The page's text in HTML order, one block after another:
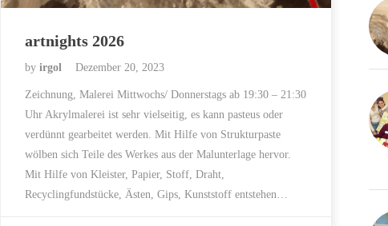
artnights 2026
by irgol Dezember 20, 2023
Zeichnung, Malerei Mittwochs/ Donnerstags ab 19:30 – 21:30
Uhr Akrylmalerei ist sehr vielseitig, es kann pasteus oder
verdünnt gearbeitet werden. Mit Hilfe von Strukturpaste
wölben sich Teile des Werkes aus der Malunterlage hervor.
Mit Hilfe von Kleister, Papier, Stoff, Draht,
Recyclingfundstücke, Ästen, Gips, Kunststoff entstehen…